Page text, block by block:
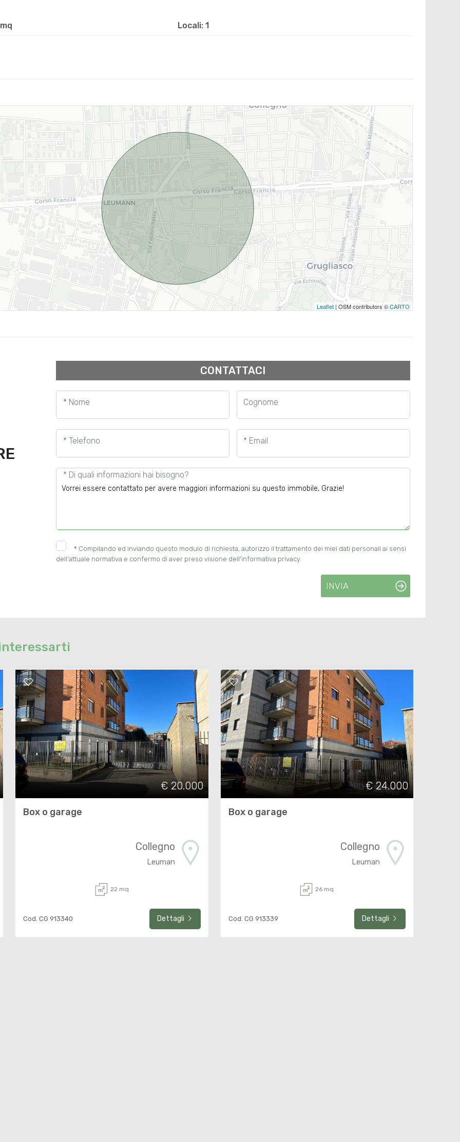
Locali: 1
Leaflet| OSM contributors ©CARTO
CONTATTACI
* Nome Cognome
* Telefono * Email
* Di quali informazioni hai bisogno?
* Compilando ed inviando questo modulo di richiesta, autorizzo il trattamento dei miei dati personali ai sensi
dell'attuale normativa e confermo di aver preso visione dell'informativa privacy.
INVIA
€ 20.000
Box o garage
Collegno
Leuman
22 mq
Cod. CG 913340 Dettagli
€ 24.000
Box o garage
Collegno
Leuman
26 mq
Cod. CG 913339 Dettagli